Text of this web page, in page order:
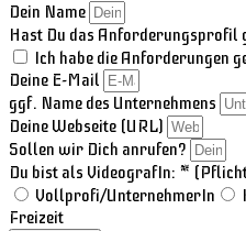
Dein Name
Hast Du das
Ich habe die Anforderungen
Deine E-Mail
ggf. Name des Unternehmens
Deine Webseite (URL)
Sollen wir Dich anrufen?
Du bist als VideografIn: *
Vollprofi/UnternehmerIn
Freizeit